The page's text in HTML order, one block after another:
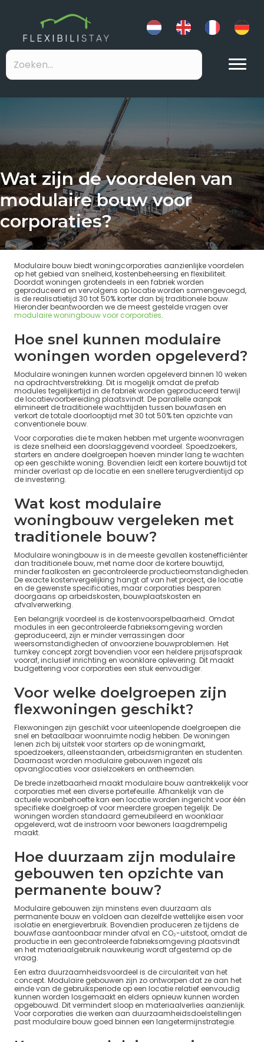
Wat zijn de voordelen van
modulaire bouw voor
corporaties?
Modulaire bouw biedt woningcorporaties aanzienlijke voordelen
op het gebied van snelheid, kostenbeheersing en flexibiliteit.
Doordat woningen grotendeels in een fabriek worden
geproduceerd en vervolgens op locatie worden samengevoegd,
is de realisatietijd 30 tot 50% korter dan bij traditionele bouw.
Hieronder beantwoorden we de meest gestelde vragen over
modulaire woningbouw voor corporaties.
Hoe snel kunnen modulaire
woningen worden opgeleverd?
Modulaire woningen kunnen worden opgeleverd binnen 10 weken
na opdrachtverstrekking. Dit is mogelijk omdat de prefab
modules tegelijkertijd in de fabriek worden geproduceerd terwijl
de locatievoorbereiding plaatsvindt. De parallelle aanpak
elimineert de traditionele wachttijden tussen bouwfasen en
verkort de totale doorlooptijd met 30 tot 50% ten opzichte van
conventionele bouw.
Voor corporaties die te maken hebben met urgente woonvragen
is deze snelheid een doorslaggevend voordeel. Spoedzoekers,
starters en andere doelgroepen hoeven minder lang te wachten
op een geschikte woning. Bovendien leidt een kortere bouwtijd tot
minder overlast op de locatie en een snellere terugverdientijd op
de investering.
Wat kost modulaire
woningbouw vergeleken met
traditionele bouw?
Modulaire woningbouw is in de meeste gevallen kostenefficiënter
dan traditionele bouw, met name door de kortere bouwtijd,
minder faalkosten en gecontroleerde productieomstandigheden.
De exacte kostenvergelijking hangt af van het project, de locatie
en de gewenste specificaties, maar corporaties besparen
doorgaans op arbeidskosten, bouwplaatskosten en
afvalverwerking.
Een belangrijk voordeel is de kostenvoorspelbaarheid. Omdat
modules in een gecontroleerde fabrieksomgeving worden
geproduceerd, zijn er minder verrassingen door
weersomstandigheden of onvoorziene bouwproblemen. Het
turnkey concept zorgt bovendien voor een heldere prijsafspraak
vooraf, inclusief inrichting en woonklare oplevering. Dit maakt
budgettering voor corporaties een stuk eenvoudiger.
Voor welke doelgroepen zijn
flexwoningen geschikt?
Flexwoningen zijn geschikt voor uiteenlopende doelgroepen die
snel en betaalbaar woonruimte nodig hebben. De woningen
lenen zich bij uitstek voor starters op de woningmarkt,
spoedzoekers, alleenstaanden, arbeidsmigranten en studenten.
Daarnaast worden modulaire gebouwen ingezet als
opvanglocaties voor asielzoekers en ontheemden.
De brede inzetbaarheid maakt modulaire bouw aantrekkelijk voor
corporaties met een diverse portefeuille. Afhankelijk van de
actuele woonbehoefte kan een locatie worden ingericht voor één
specifieke doelgroep of voor meerdere groepen tegelijk. De
woningen worden standaard gemeubileerd en woonklaar
opgeleverd, wat de instroom voor bewoners laagdrempelig
maakt.
Hoe duurzaam zijn modulaire
gebouwen ten opzichte van
permanente bouw?
Modulaire gebouwen zijn minstens even duurzaam als
permanente bouw en voldoen aan dezelfde wettelijke eisen voor
isolatie en energieverbruik. Bovendien produceren ze tijdens de
bouwfase aantoonbaar minder afval en CO₂-uitstoot, omdat de
productie in een gecontroleerde fabrieksomgeving plaatsvindt
en het materiaalgebruik nauwkeurig wordt afgestemd op de
vraag.
Een extra duurzaamheidsvoordeel is de circulariteit van het
concept. Modulaire gebouwen zijn zo ontworpen dat ze aan het
einde van de gebruiksperiode op een locatie relatief eenvoudig
kunnen worden losgemaakt en elders opnieuw kunnen worden
opgebouwd. Dit vermindert sloop en materiaalverlies aanzienlijk.
Voor corporaties die werken aan duurzaamheidsdoelstellingen
past modulaire bouw goed binnen een langetermijnstrategie.